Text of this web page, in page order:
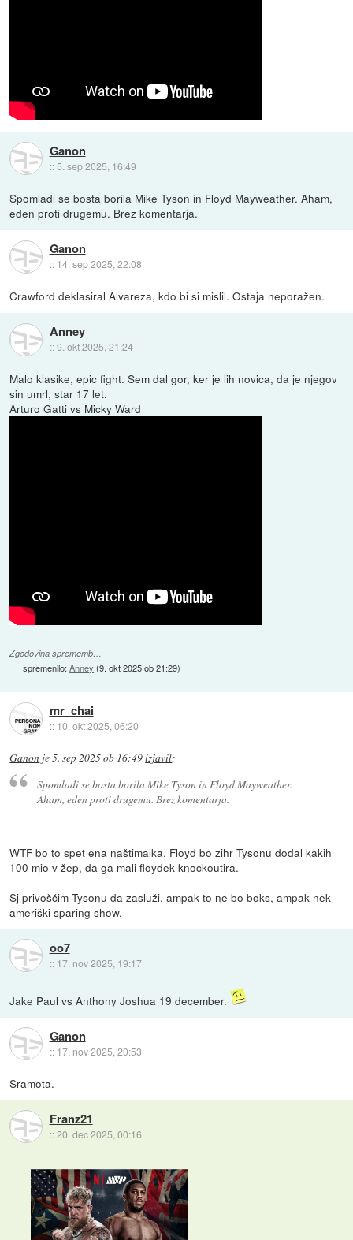
Ganon
:: 5. sep 2025, 16:49
Spomladi se bosta borila Mike Tyson in Floyd Mayweather. Aham,
eden proti drugemu. Brez komentarja.
Ganon
:: 14. sep 2025, 22:08
Crawford deklasiral Alvareza, kdo bi si mislil. Ostaja neporažen.
Anney
::9. okt 2025, 21:24
Malo klasike, epic fight. Sem dal gor, ker je lih novica, da je njegov
sin umrl, star 17 let.
Arturo Gatti vs Micky Ward
Zgodovina sprememb…
spremenilo:Anney (9. okt 2025 ob 21:29)
mr_chai
:: 10. okt 2025, 06:20
Ganon je5. sep 2025 ob 16:49izjavil:
Spomladi se bosta borila Mike Tyson in Floyd Mayweather.
Aham, eden proti drugemu. Brez komentarja.
WTF bo to spet ena naštimalka. Floyd bo zihr Tysonu dodal kakih
100 mio v žep, da ga mali floydek knockoutira.
Sj privoščim Tysonu da zasluži, ampak to ne bo boks, ampak nek
ameriški sparing show.
oo7
:: 17. nov 2025, 19:17
Jake Paul vs Anthony Joshua 19 december.
Ganon
:: 17. nov 2025, 20:53
Sramota.
Franz21
::20. dec 2025, 00:16